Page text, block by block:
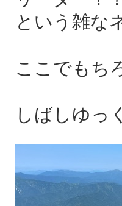
という雑な
ここでもち
しばしゆっ